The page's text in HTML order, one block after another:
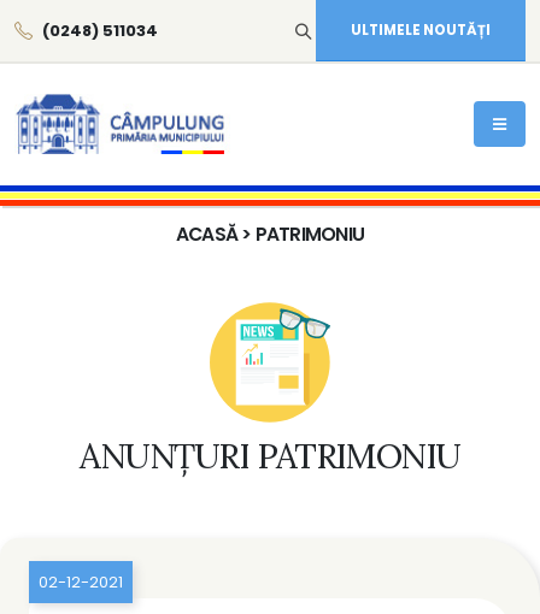
(0248) 511034 ULTIMELE NOUTĂȚI
ACASĂ> PATRIMONIU
ANUNȚURI PATRIMONIU
02-12-2021